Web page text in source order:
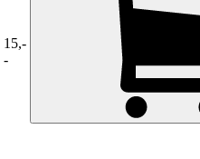
15,-
-